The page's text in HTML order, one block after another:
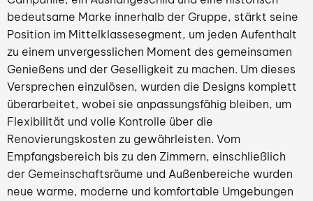
bedeutsame Marke innerhalb der Gruppe, stärkt seine
Position im Mittelklassesegment, um jeden Aufenthalt
zu einem unvergesslichen Moment des gemeinsamen
Genießens und der Geselligkeit zu machen. Um dieses
Versprechen einzulösen, wurden die Designs komplett
überarbeitet, wobei sie anpassungsfähig bleiben, um
Flexibilität und volle Kontrolle über die
Renovierungskosten zu gewährleisten. Vom
Empfangsbereich bis zu den Zimmern, einschließlich
der Gemeinschaftsräume und Außenbereiche wurden
neue warme, moderne und komfortable Umgebungen